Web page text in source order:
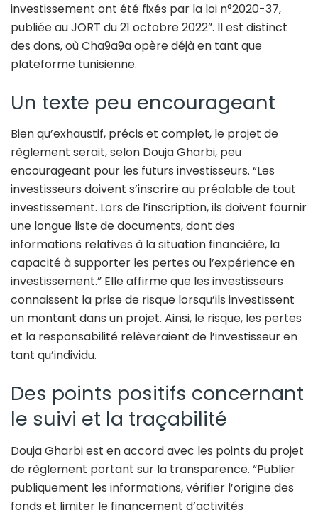
investissement ont été fixés par la loi n°2020-37,
publiée au JORT du 21 octobre 2022”. Il est distinct
des dons, où Cha9a9a opère déjà en tant que
plateforme tunisienne.
Un texte peu encourageant
Bien qu’exhaustif, précis et complet, le projet de
règlement serait, selon Douja Gharbi, peu
encourageant pour les futurs investisseurs. “Les
investisseurs doivent s’inscrire au préalable de tout
investissement. Lors de l’inscription, ils doivent fournir
une longue liste de documents, dont des
informations relatives à la situation financière, la
capacité à supporter les pertes ou l’expérience en
investissement.” Elle affirme que les investisseurs
connaissent la prise de risque lorsqu’ils investissent
un montant dans un projet. Ainsi, le risque, les pertes
et la responsabilité relèveraient de l’investisseur en
tant qu’individu.
Des points positifs concernant
le suivi et la traçabilité
Douja Gharbi est en accord avec les points du projet
de règlement portant sur la transparence. “Publier
publiquement les informations, vérifier l’origine des
fonds et limiter le financement d’activités